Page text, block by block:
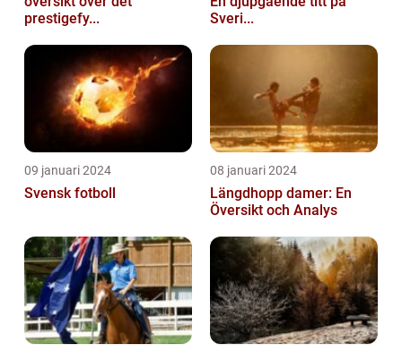
prestigefy...
Sveri...
09 januari 2024
Svensk fotboll
08 januari 2024
Längdhopp damer: En
Översikt och Analys